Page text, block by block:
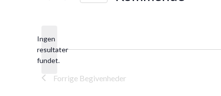
Notice
Ingen
resultater
fundet.
Forrige Begivenheder